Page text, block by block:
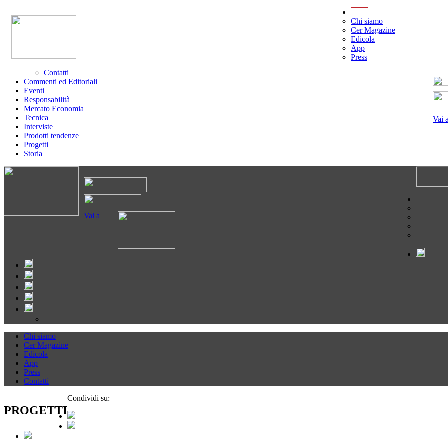
Vai a
Chi siamo
Cer Magazine
Edicola
App
Press
Contatti
Commenti ed Editoriali
Eventi
Responsabilità
Mercato Economia
Tecnica
Interviste
Prodotti tendenze
Progetti
Storia
Vai a
Chi siamo
Cer Magazine
Edicola
App
Press
Contatti
PROGETTI
Condividi su: